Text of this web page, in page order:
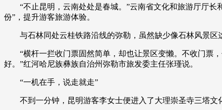
“不止昆明，云南处处是春城。”云南省文化和旅游厅厅长
份”，提升游客旅游体验。
与石林同处云桂铁路沿线的弥勒，虽然缺少像石林风景区
“横杆一拦收门票固然简单，却也让景区变懒。不收门票，
好。”红河哈尼族彝族自治州弥勒市旅发委主任张瑾说。
“一机在手，说走就走”
不到一分钟，昆明游客李女士便进入了大理崇圣寺三塔文